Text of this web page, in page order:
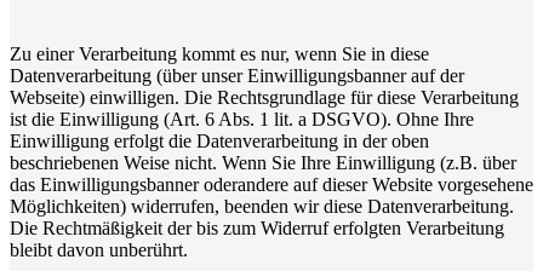
Zu einer Verarbeitung kommt es nur, wenn Sie in diese
Datenverarbeitung (über unser Einwilligungsbanner auf der
Webseite) einwilligen. Die Rechtsgrundlage für diese Verarbeitung
ist die Einwilligung (Art. 6 Abs. 1 lit. a DSGVO). Ohne Ihre
Einwilligung erfolgt die Datenverarbeitung in der oben
beschriebenen Weise nicht. Wenn Sie Ihre Einwilligung (z.B. über
das Einwilligungsbanner oderandere auf dieser Website vorgesehene
Möglichkeiten) widerrufen, beenden wir diese Datenverarbeitung.
Die Rechtmäßigkeit der bis zum Widerruf erfolgten Verarbeitung
bleibt davon unberührt.